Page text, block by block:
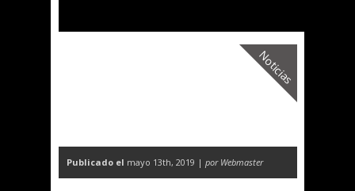
Noticias
Publicado el mayo 13th, 2019 | por Webmaster